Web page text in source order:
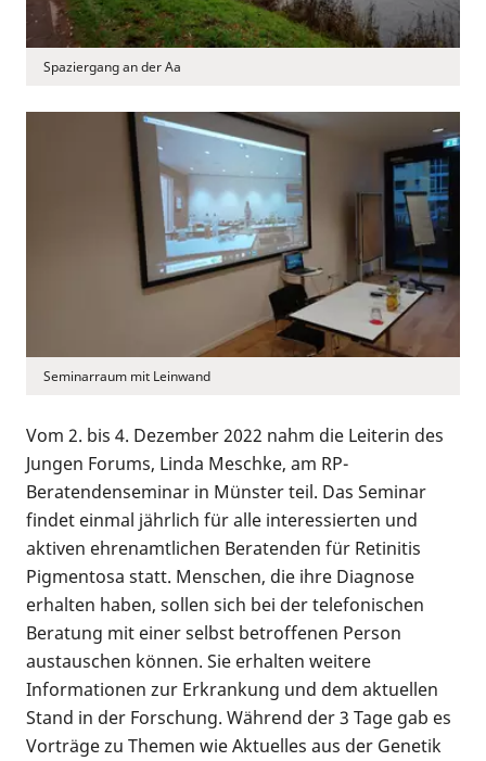
Spaziergang an der Aa
Seminarraum mit Leinwand
Vom 2. bis 4. Dezember 2022 nahm die Leiterin des
Jungen Forums, Linda Meschke, am RP-
Beratendenseminar in Münster teil. Das Seminar
findet einmal jährlich für alle interessierten und
aktiven ehrenamtlichen Beratenden für Retinitis
Pigmentosa statt. Menschen, die ihre Diagnose
erhalten haben, sollen sich bei der telefonischen
Beratung mit einer selbst betroffenen Person
austauschen können. Sie erhalten weitere
Informationen zur Erkrankung und dem aktuellen
Stand in der Forschung. Während der 3 Tage gab es
Vorträge zu Themen wie Aktuelles aus der Genetik